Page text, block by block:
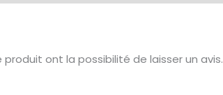
ont la possibilité de laisser un avis.